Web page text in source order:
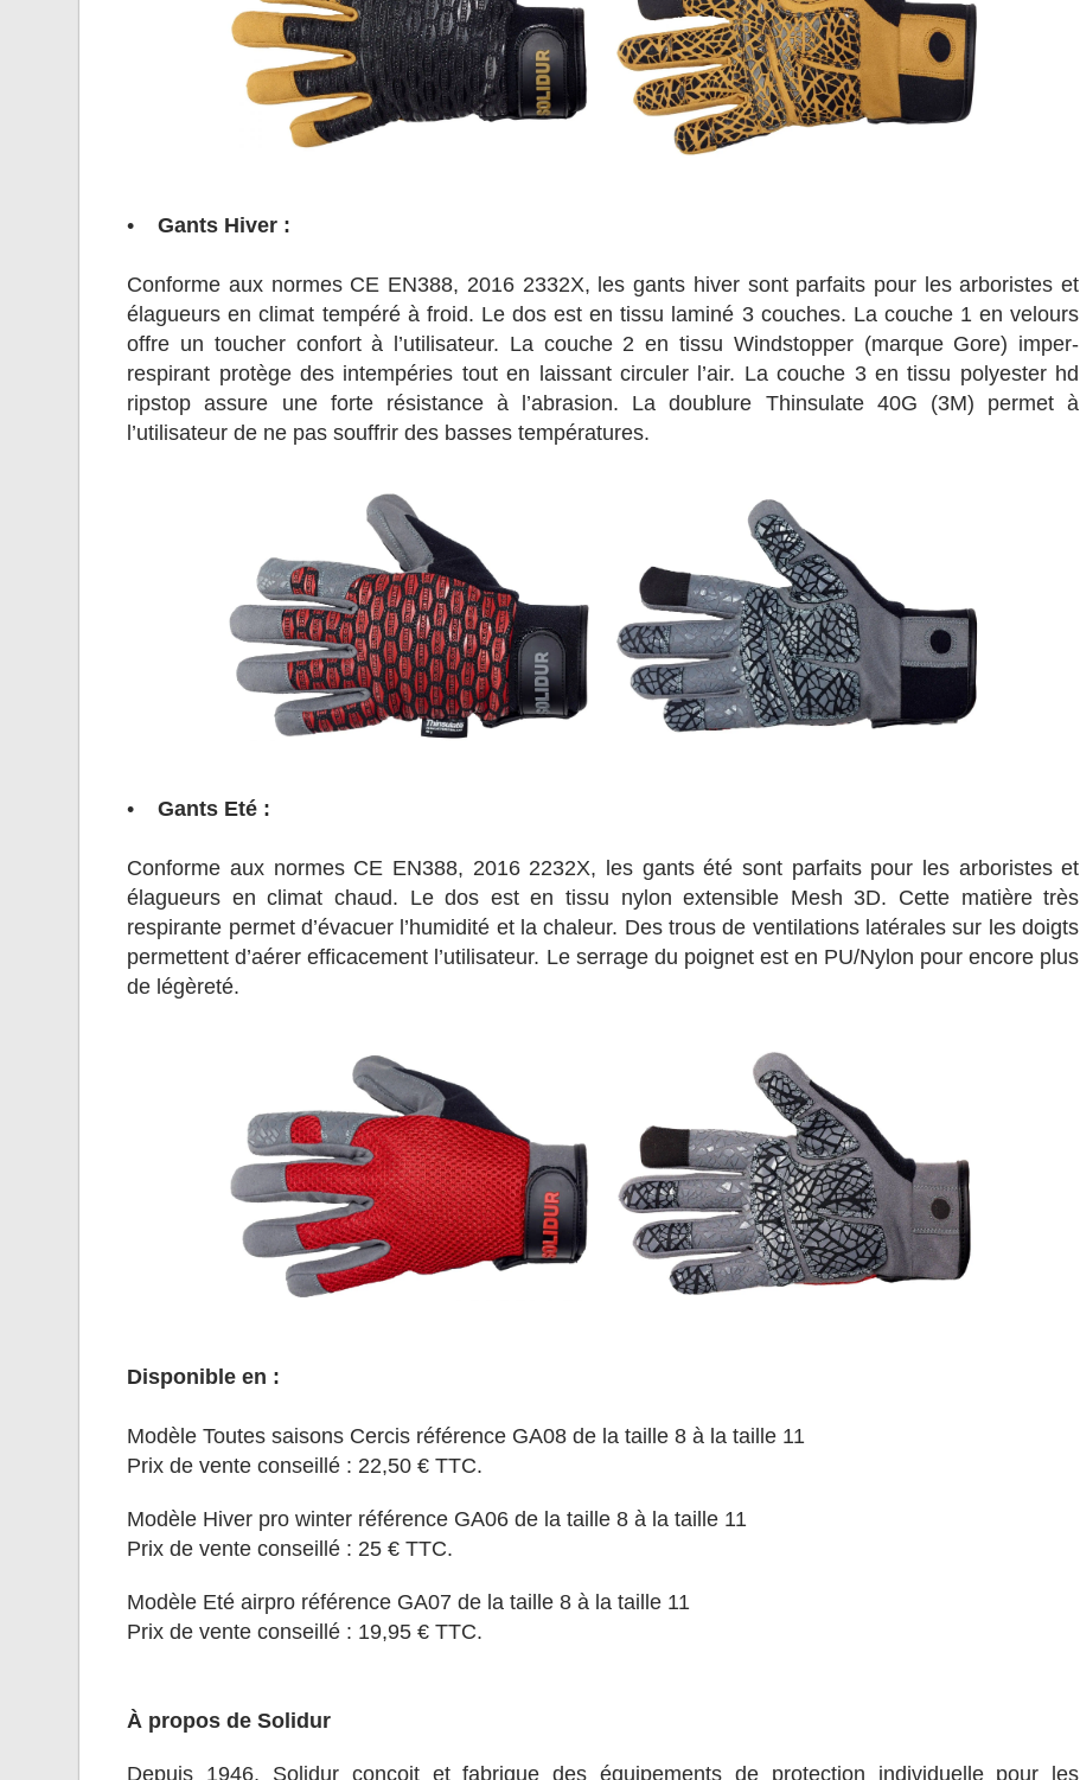
•Gants Hiver :
Conforme aux normes CE EN388, 2016 2332X, les gants hiver sont parfaits pour les arboristes et
élagueurs en climat tempéré à froid. Le dos est en tissu laminé 3 couches. La couche 1 en velours
offre un toucher confort à l’utilisateur. La couche 2 en tissu Windstopper (marque Gore) imper-
respirant protège des intempéries tout en laissant circuler l’air. La couche 3 en tissu polyester hd
ripstop assure une forte résistance à l’abrasion. La doublure Thinsulate 40G (3M) permet à
l’utilisateur de ne pas souffrir des basses températures.
•Gants Eté :
Conforme aux normes CE EN388, 2016 2232X, les gants été sont parfaits pour les arboristes et
élagueurs en climat chaud. Le dos est en tissu nylon extensible Mesh 3D. Cette matière très
respirante permet d’évacuer l’humidité et la chaleur. Des trous de ventilations latérales sur les doigts
permettent d’aérer efficacement l’utilisateur. Le serrage du poignet est en PU/Nylon pour encore plus
de légèreté.
Disponible en :
Modèle Toutes saisons Cercis référence GA08 de la taille 8 à la taille 11
Prix de vente conseillé : 22,50 € TTC.
Modèle Hiver pro winter référence GA06 de la taille 8 à la taille 11
Prix de vente conseillé : 25 € TTC.
Modèle Eté airpro référence GA07 de la taille 8 à la taille 11
Prix de vente conseillé : 19,95 € TTC.
À propos de Solidur
Depuis 1946, Solidur conçoit et fabrique des équipements de protection individuelle pour les